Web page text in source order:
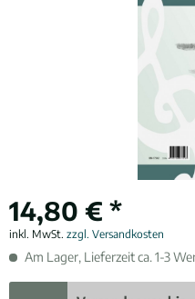
14,80 € *
inkl. MwSt. zzgl. Versandkosten
Am Lager, Lieferzeit ca. 1-3